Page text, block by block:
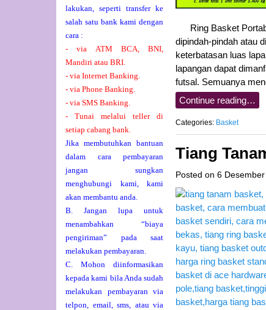
Ring Basket
dipindah-pindah atau
keterbatasan luas
lapangan dapat
futsal. Semuanya
Continue reading…
Categories: Basket
Tiang
Posted on 6
lakukan, seperti transfer ke
salah satu bank kami dengan
cara :
- via ATM BCA, BNI,
Mandiri atau BRI.
- via Internet Banking.
- via Phone Banking.
- via SMS Banking.
- Tunai melalui teller di
setiap cabang bank.
Jika membutuhkan bantuan
dalam cara pembayaran
jangan sungkan
menghubungi kami, kami
akan membantu anda.
B. Jangan lupa untuk
menambahkan “biaya
pengiriman” pada saat
melakukan pembayaran.
C. Mohon diinformasikan
kepada kami bila Anda sudah
melakukan pembayaran via
telpon, email, sms, atau via